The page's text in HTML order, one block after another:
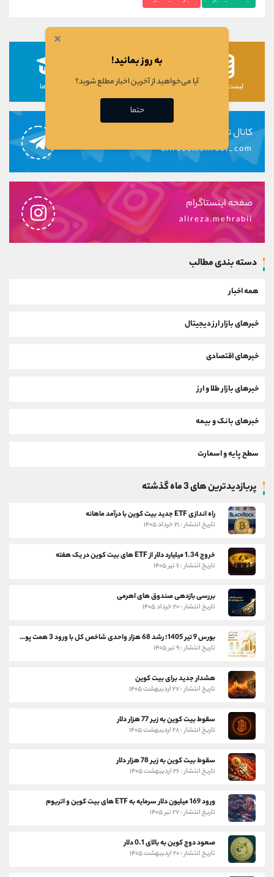
لیست رمزارزها لیست سهام ها دوره ها
کانال تلگرام
alirezamehrabi_com
صفحه اینستاگرام
alireza.mehrabii
دسته بندی مطالب
همه اخبار
خبرهای بازار ارز دیجیتال
خبرهای اقتصادی
خبرهای بازار طلا و ارز
خبرهای بانک و بیمه
سطح پایه و اسمارت
پربازدیدترین های 3 ماه گذشته
راه اندازی ETF جدید بیت کوین با درآمد ماهانه
تاریخ انتشار : ۲۱ خرداد ۱۴۰۵
خروج 1.34 میلیارد دلار از ETF های بیت کوین در یک هفته
تاریخ انتشار : ۶ تیر ۱۴۰۵
بررسی بازدهی صندوق های اهرمی
تاریخ انتشار : ۲۰ خرداد ۱۴۰۵
بورس 9 تیر 1405؛ رشد 68 هزار واحدی شاخص کل با ورود 3 همت پول حقیقی
تاریخ انتشار : ۹ تیر ۱۴۰۵
هشدار جدید برای بیت کوین
تاریخ انتشار : ۲۷ اردیبهشت ۱۴۰۵
سقوط بیت کوین به زیر 77 هزار دلار
تاریخ انتشار : ۲۸ اردیبهشت ۱۴۰۵
سقوط بیت کوین به زیر 78 هزار دلار
تاریخ انتشار : ۲۶ اردیبهشت ۱۴۰۵
ورود 169 میلیون دلار سرمایه به ETF های بیت کوین و اتریوم
تاریخ انتشار : ۲۷ تیر ۱۴۰۵
صعود دوج کوین به بالای 0.1 دلار
تاریخ انتشار : ۲۰ اردیبهشت ۱۴۰۵
×
به روز بمانید!
آیا می‌خواهید از آخرین اخبار مطلع شوید؟
حتما